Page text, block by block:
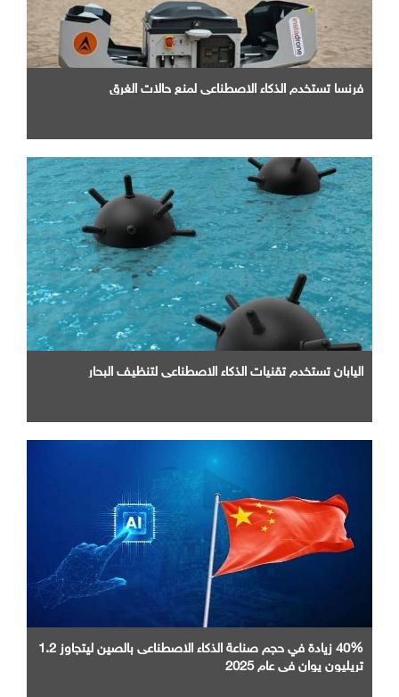
فرنسا تستخدم الذكاء الاصطناعي لمنع حالات الغرق
اليابان تستخدم تقنيات الذكاء الاصطناعي لتنظيف البحار
40% زيادة في حجم صناعة الذكاء الاصطناعى بالصين ليتجاوز 1.2
تريليون يوان في عام 2025